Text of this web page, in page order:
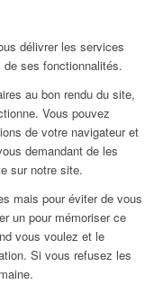
délivrer les services
ses fonctionnalités.
au bon rendu du site,
Vous pouvez
de votre navigateur et
demandant de les
sur notre site.
mais pour éviter de vous
un pour mémoriser ce
vous voulez et le
Si vous refusez les